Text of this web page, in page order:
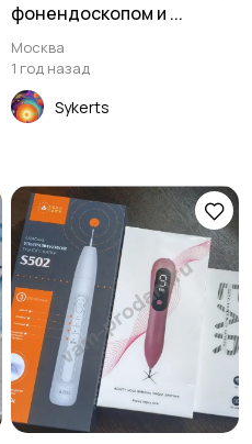
фонендоскопом и ...
Москва
1 год назад
Sykerts